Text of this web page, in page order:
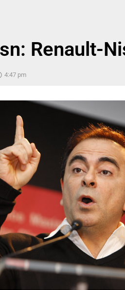
Renault-
4:47 pm